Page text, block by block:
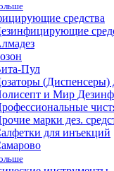
средства
Пул
(Диспенсеры)
и Мир
марки дез.
для инъекций